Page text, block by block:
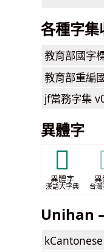
各種字集
教育部國字
教育部重編
jf當務字集
異體字
𥞻
異體字
漢語大字典
異
台
Unihan